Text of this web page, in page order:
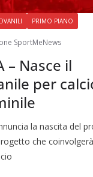
PRIMO PIANO
SportMeNews
– Nasce il
per
la nascita del
che coinvolgerà